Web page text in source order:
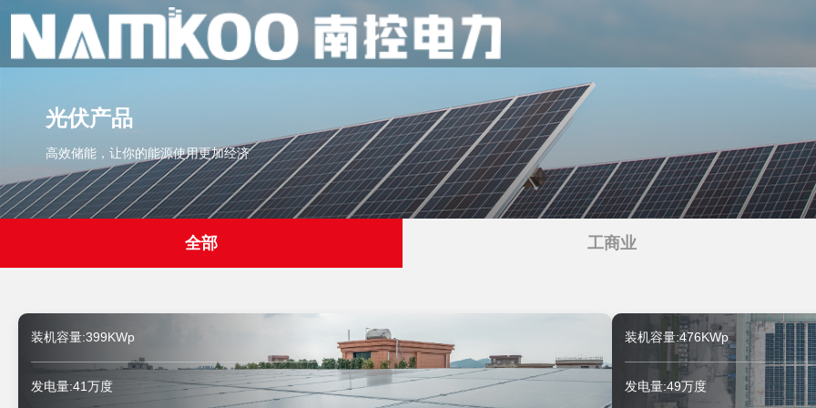
光伏产品
高效储能，让你的能源使用更加经济
全部 工商业
装机容量:399KWp
发电量:41万度
装机容量:476KWp
发电量:49万度